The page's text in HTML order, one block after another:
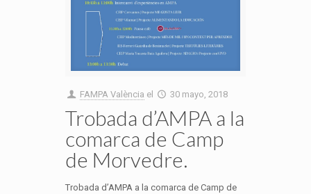
FAMPA València el 30 mayo, 2018
Trobada d’AMPA a la
comarca de Camp
de Morvedre.
Trobada d’AMPA a la comarca de Camp de